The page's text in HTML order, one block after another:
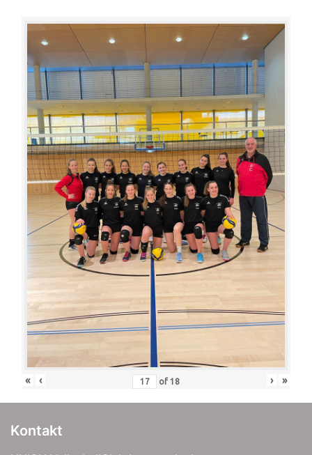
« ‹ of 18 › »
Kontakt